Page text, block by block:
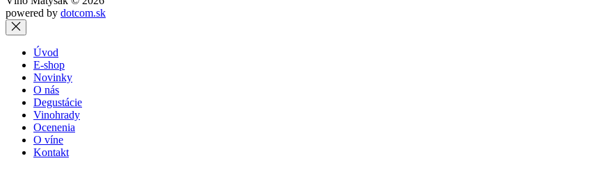
powered by dotcom.sk
Úvod
E-shop
Novinky
O nás
Degustácie
Vinohrady
Ocenenia
O víne
Kontakt